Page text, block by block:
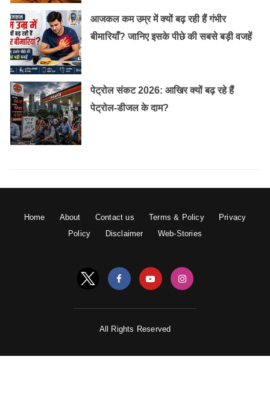
आजकल कम उम्र में क्यों बढ़ रही हैं गंभीर
बीमारियाँ? जानिए इसके पीछे की सबसे बड़ी वजहें
पेट्रोल संकट 2026: आखिर क्यों बढ़ रहे हैं
पेट्रोल-डीजल के दाम?
Home About Contact us Terms & Policy
Privacy
Policy
Disclaimer Web-Stories
All Rights Reserved